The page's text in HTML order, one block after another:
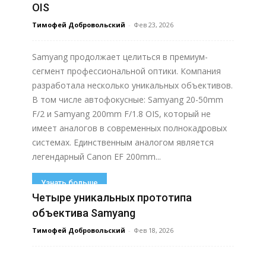
OIS
Тимофей Добровольский - Фев 23, 2026
Samyang продолжает целиться в премиум-
сегмент профессиональной оптики. Компания
разработала несколько уникальных объективов.
В том числе автофокусные: Samyang 20-50mm
F/2 и Samyang 200mm F/1.8 OIS, который не
имеет аналогов в современных полнокадровых
системах. Единственным аналогом является
легендарный Canon EF 200mm...
Узнать больше
Четыре уникальных прототипа
объектива Samyang
Тимофей Добровольский - Фев 18, 2026